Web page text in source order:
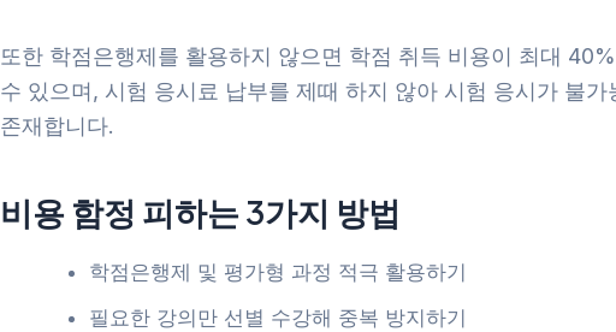
또한 학점은행제를 활용하지 않으면 학점 취득 비용이 최대
수 있으며, 시험 응시료 납부를 제때 하지 않아 시험 응시가 불가
존재합니다.
비용 함정 피하는 3가지 방법
학점은행제 및 평가형 과정 적극 활용하기
필요한 강의만 선별 수강해 중복 방지하기